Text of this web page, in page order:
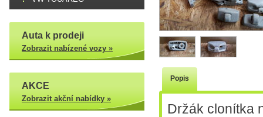
Auta k prodeji
Zobrazit nabízené vozy »
AKCE
Zobrazit akční nabídky »
Popis
Držák clonítka